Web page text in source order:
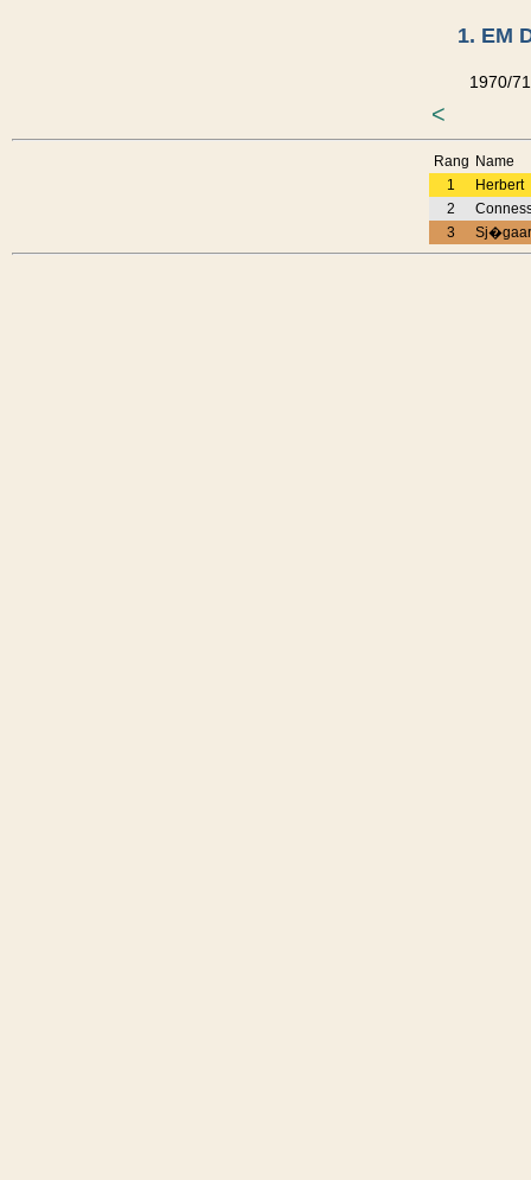
1. EM
1970/
<
Rang Name
1
Herbert
2
3